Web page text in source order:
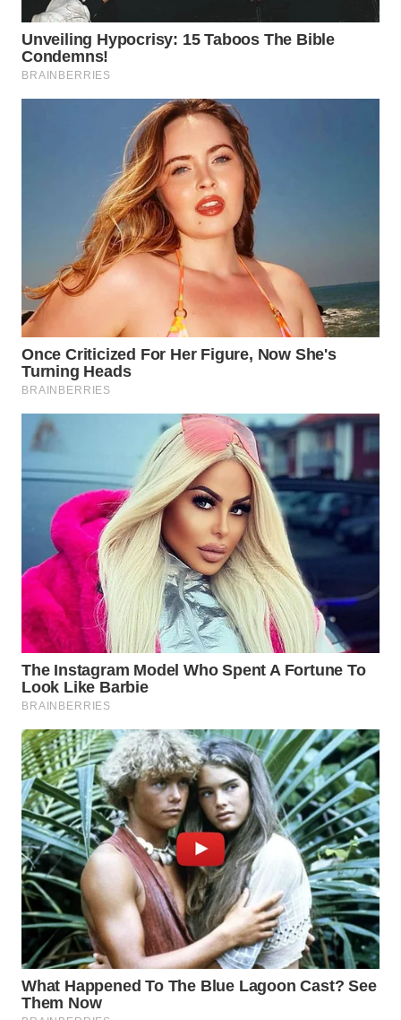
WN
NATUNA
WN
LIKUPANG
WN
LABUANBAJO
WN
BORNEO
Media
Group
WAHANA
NEWS
WAHANA
TANI
WAHANA
ADVOKAT
WAHANA
INFRASTRUKTUR
WAHANA
KONSUMEN
WAHANA
LISTRIK
WAHANA
TRAVEL
WAHANA
TV
WAHANANEWS